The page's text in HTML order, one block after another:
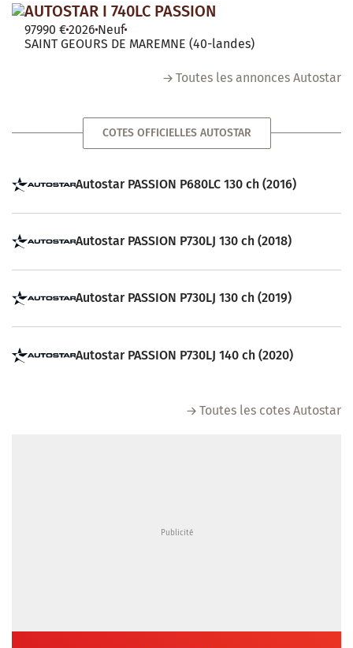
AUTOSTAR I 740LC PASSION
97990 €2026 Neuf
SAINT GEOURS DE MAREMNE (40-landes)
Toutes les annonces Autostar
COTES OFFICIELLES AUTOSTAR
Autostar PASSION P680LC 130 ch (2016)
Autostar PASSION P730LJ 130 ch (2018)
Autostar PASSION P730LJ 130 ch (2019)
Autostar PASSION P730LJ 140 ch (2020)
Toutes les cotes Autostar